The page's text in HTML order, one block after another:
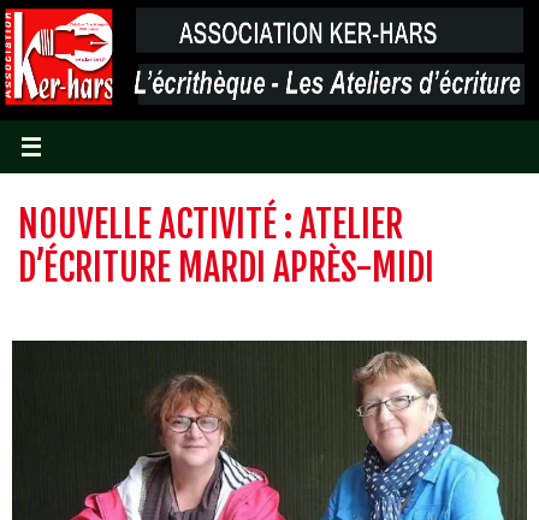
Passer
vers
le
contenu
NOUVELLE ACTIVITÉ : ATELIER
D’ÉCRITURE MARDI APRÈS-MIDI